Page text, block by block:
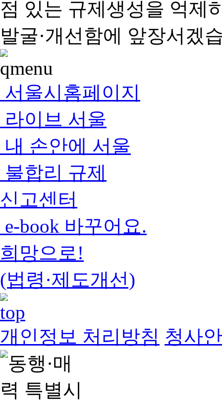
점 있는 규제생성을 억제
발굴·개선함에 앞장서겠
서울시홈페이지
라이브 서울
내 손안에 서울
불합리 규제
신고센터
e-book 바꾸어요.
희망으로!
(법령·제도개선)
개인정보 처리방침 청사